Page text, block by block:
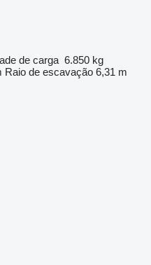
de carga 6.850 kg
Raio de escavação 6,31 m